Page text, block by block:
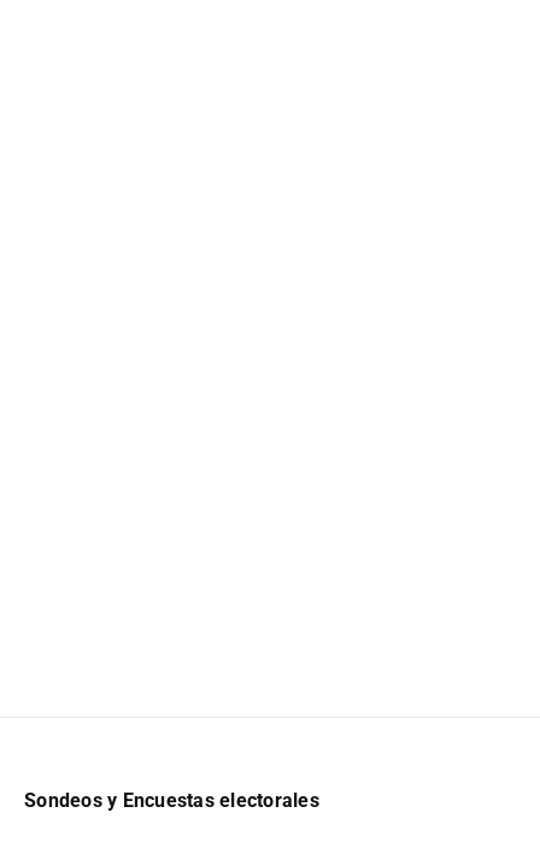
Sondeos y Encuestas electorales